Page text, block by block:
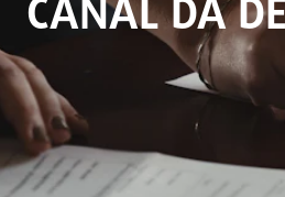
CANAL DA